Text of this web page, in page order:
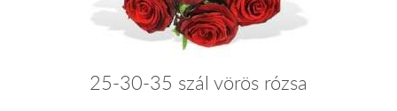
25-30-35 szál vörös rózsa